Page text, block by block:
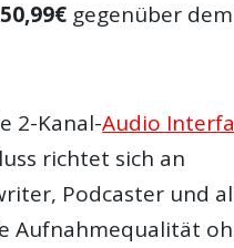
gegenüber
2-Kanal-Audio
richtet sich an
Podcaster und
Aufnahmequalität